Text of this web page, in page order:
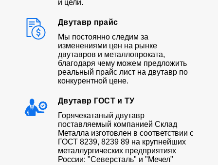
и цели.
Двутавр прайс
Мы постоянно следим за
изменениями цен на рынке
двутавров и металлопроката,
благодаря чему можем предложить
реальный прайс лист на двутавр по
конкурентной цене.
Двутавр ГОСТ и ТУ
Горячекатаный двутавр
поставляемый компанией Склад
Металла изготовлен в соответствии с
ГОСТ 8239, 8239 89 на крупнейших
металлургических предприятиях
России: "Северсталь" и "Мечел"